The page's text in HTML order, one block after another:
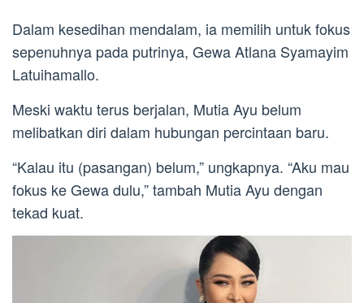
Dalam kesedihan mendalam, ia memilih untuk fokus
sepenuhnya pada putrinya, Gewa Atlana Syamayim
Latuihamallo.
Meski waktu terus berjalan, Mutia Ayu belum
melibatkan diri dalam hubungan percintaan baru.
“Kalau itu (pasangan) belum,” ungkapnya. “Aku mau
fokus ke Gewa dulu,” tambah Mutia Ayu dengan
tekad kuat.